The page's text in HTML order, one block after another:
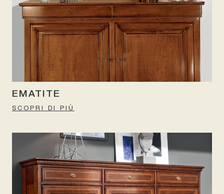
EMATITE
SCOPRI DI PIÙ